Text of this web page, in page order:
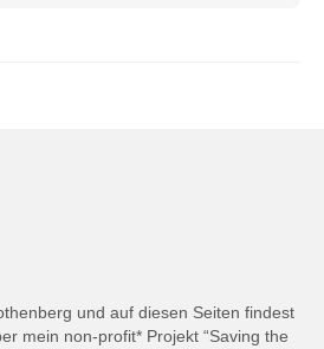
und auf diesen Seiten findest
mein non-profit* Projekt “Saving the